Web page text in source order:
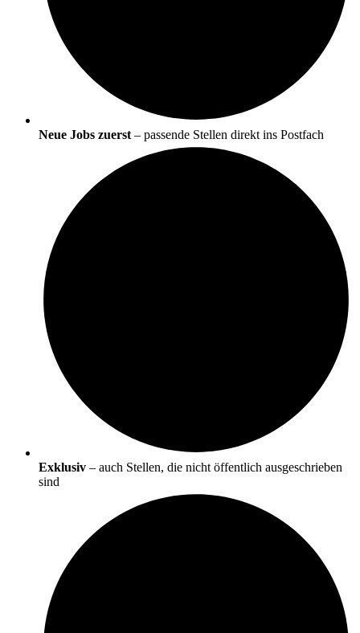
Neue Jobs zuerst – passende Stellen direkt ins Postfach
Exklusiv – auch Stellen, die nicht öffentlich ausgeschrieben
sind